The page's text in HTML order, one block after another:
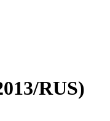
RUS)